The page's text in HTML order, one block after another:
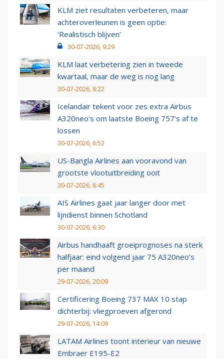
KLM ziet resultaten verbeteren, maar
achteroverleunen is geen optie:
‘Realistisch blijven’
30-07-2026, 9:29
KLM laat verbetering zien in tweede
kwartaal, maar de weg is nog lang
30-07-2026, 8:22
Icelandair tekent voor zes extra Airbus
A320neo's om laatste Boeing 757's af te
lossen
30-07-2026, 6:52
US-Bangla Airlines aan vooravond van
grootste vlootuitbreiding ooit
30-07-2026, 6:45
AIS Airlines gaat jaar langer door met
lijndienst binnen Schotland
30-07-2026, 6:30
Airbus handhaaft groeiprognoses na sterk
halfjaar: eind volgend jaar 75 A320neo’s
per maand
29-07-2026, 20:09
Certificering Boeing 737 MAX 10 stap
dichterbij: vliegproeven afgerond
29-07-2026, 14:09
LATAM Airlines toont interieur van nieuwe
Embraer E195-E2